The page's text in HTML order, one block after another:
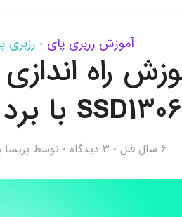
آموزش رزبری پای • رزبری
SSD1306 با برد رزبری پای و پایتون
6 سال قبل ۳ دیدگاه توسط پریسا